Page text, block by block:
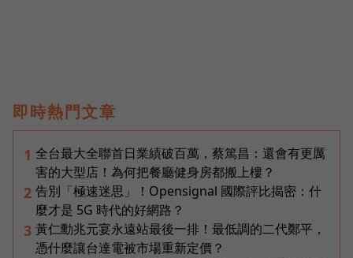
即時熱門文章
1 全台最大全聯首日業績破百萬，蔡篤昌：還會有更厲
害的大型店！為何把餐廳健身房都搬上樓？
2 告別「極速迷思」！Opensignal 國際評比揭密：什
麼才是 5G 時代的好網路？
3 黃仁勳兆元宴永遠站最後一排！最低調的二代鄭平，
憑什麼讓台達電被市場重新定價？